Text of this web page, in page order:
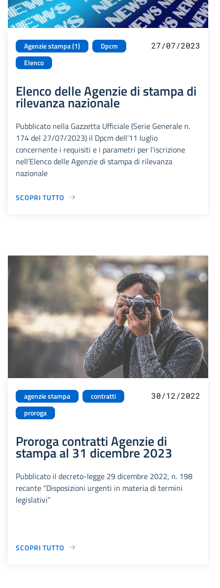
Agenzie stampa (1)
Dpcm
Elenco
27/07/2023
Elenco delle Agenzie di stampa di
rilevanza nazionale
Pubblicato nella Gazzetta Ufficiale (Serie Generale n.
174 del 27/07/2023) il Dpcm dell’11 luglio
concernente i requisiti e i parametri per l’iscrizione
nell’Elenco delle Agenzie di stampa di rilevanza
nazionale
SCOPRI TUTTO
agenzie stampa
contratti
proroga
30/12/2022
Proroga contratti Agenzie di
stampa al 31 dicembre 2023
Pubblicato il decreto-legge 29 dicembre 2022, n. 198
recante “Disposizioni urgenti in materia di termini
legislativi”
SCOPRI TUTTO